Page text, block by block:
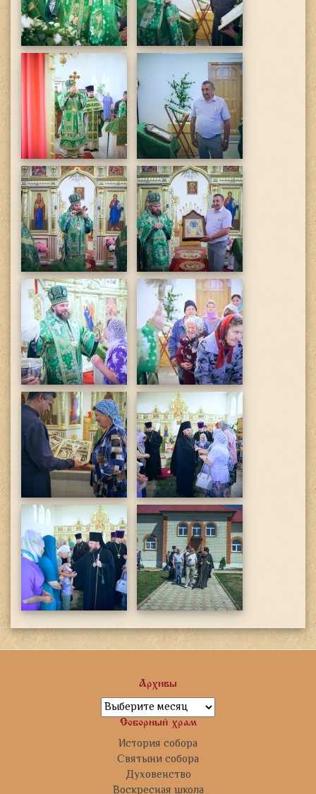
Архивы
Архивы
Соборный храм
История собора
Святыни собора
Духовенство
Воскресная школа